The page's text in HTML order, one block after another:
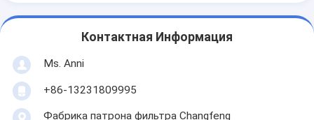
Контактная Информация
Ms. Anni
+86-13231809995
Фабрика патрона фильтра Changfeng